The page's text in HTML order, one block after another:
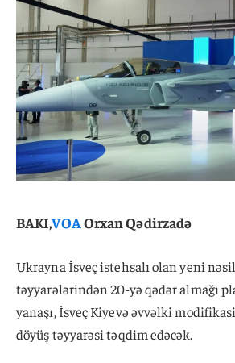
BAKI,VOAOrxan Qədirzadə
Ukrayna İsveç istehsalı olan yeni nəsil
təyyarələrindən 20-yə qədər almağı
yanaşı, İsveç Kiyevə əvvəlki
döyüş təyyarəsi təqdim edəcək.